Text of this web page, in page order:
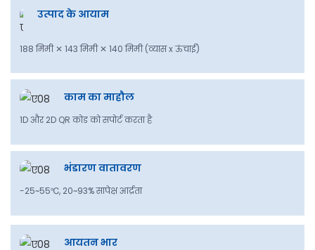
उत्पाद के आयाम
188 मिमी ✕ 143 मिमी ✕ 140 मिमी(व्यास x ऊंचाई)
काम का माहौल
1D और 2D QR कोड को सपोर्ट करता है
भंडारण वातावरण
-25~55℃, 20~93% सापेक्ष आर्द्रता
आयतन भार